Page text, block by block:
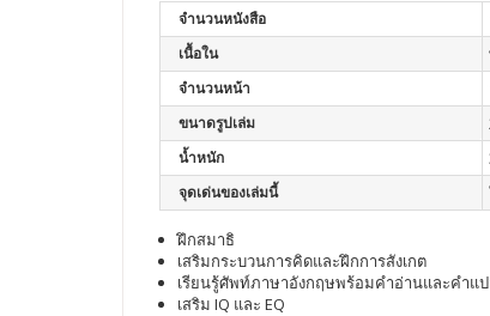
จำนวนหนังสือ
เนื้อใน
จำนวนหน้า
ขนาดรูปเล่ม
น้ำหนัก
จุดเด่นของเล่มนี้
ฝึกสมาธิ
เสริมกระบวนการคิดและฝึกการสังเกต
เรียนรู้ศัพท์ภาษาอังกฤษพร้อมคำอ่านและคำแ
เสริม IQ และ EQ